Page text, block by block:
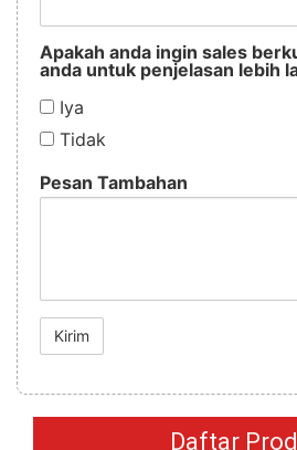
Apakah anda ingin sales
anda untuk penjelasan lebih
Iya
Tidak
Pesan Tambahan
Daftar